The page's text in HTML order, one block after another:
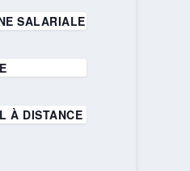
SALARIALE
À DISTANCE